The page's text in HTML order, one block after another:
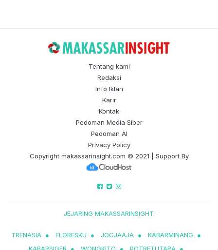
Tentang kami
Redaksi
Info Iklan
Karir
Kontak
Pedoman Media Siber
Pedoman AI
Privacy Policy
Copyright makassarinsight.com © 2021 | Support By
JEJARING MAKASSARINSIGHT:
TRENASIA ● FLORESKU ● JOGJAAJA ● KABARMINANG
●